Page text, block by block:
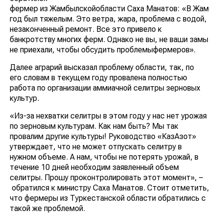
фермер из Жамбылскойобласти Саха Манатов: «В
год был тяжелым. Это ветра, жара, проблема с водой,
незаконченный ремонт. Все это привело к
банкротству многих ферм. Однако не вы, не ваши замы
не приехали, чтобы обсудить проблемыфермеров».
Далее аграрий высказал проблему области, так, по
его словам в текущем году провалена полностью
работа по организации аммиачной селитры зерновых
культур.
«Из-за нехватки селитры в этом году у нас нет урожая
по зерновым культурам. Как нам быть? Мы так
провалим другие культуры! Руководство «КазАзот»
утверждает, что не может отпускать селитру в
нужном объеме. А нам, чтобы не потерять урожай, в
течение 10 дней необходим заявленный объем
селитры. Прошу проконтролировать этот момент», –
обратился к министру Саха Манатов. Стоит отметить,
что фермеры из Туркестанской области обратились с
такой же проблемой.